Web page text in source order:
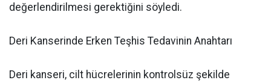
değerlendirilmesi gerektiğini söyledi.
Deri Kanserinde Erken Teşhis Tedavinin Anahtarı
Deri kanseri, cilt hücrelerinin kontrolsüz şekilde